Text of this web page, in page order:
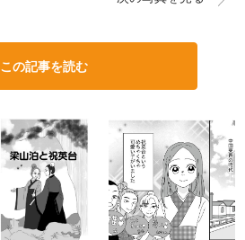
この記事を読む